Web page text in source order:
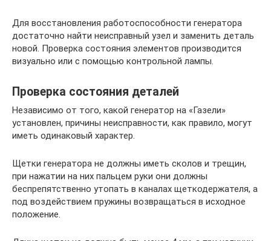
Для восстановления работоспособности генератора
достаточно найти неисправный узел и заменить деталь
новой. Проверка состояния элементов производится
визуально или с помощью контрольной лампы.
Проверка состояния деталей
Независимо от того, какой генератор на «Газели»
установлен, причины неисправности, как правило, могут
иметь одинаковый характер.
Щетки генератора не должны иметь сколов и трещин,
при нажатии на них пальцем руки они должны
беспрепятственно утопать в каналах щеткодержателя, а
под воздействием пружины возвращаться в исходное
положение.